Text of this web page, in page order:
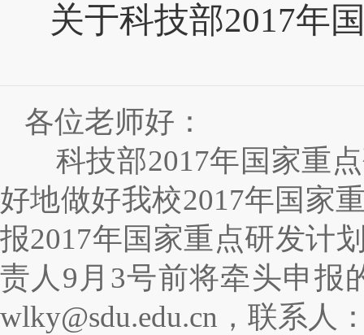
关于科技部2017年
各位老师好：
科技部2017年国家重
好地做好我校2017年国家
报2017年国家重点研发计
责人9月3号前将牵头申报
wlky@sdu.edu.cn，联系人